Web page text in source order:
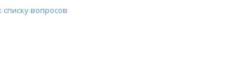
списку вопросов